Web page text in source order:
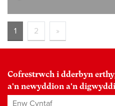
1 2 »
Cofrestrwch i dderbyn
a'n newyddion a'n
Enw Cyntaf